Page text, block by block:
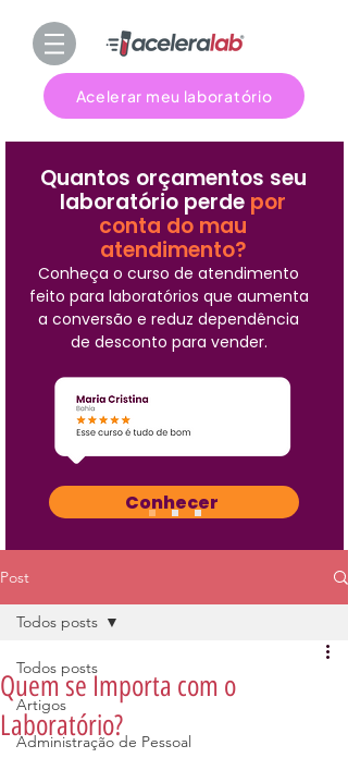
Acelerar meu laboratório
Quantos orçamentos seu
laboratório perde por
conta do mau
atendimento?
Conheça o curso de atendimento
feito para laboratórios que aumenta
a conversão e reduz dependência
de desconto para vender.
Conhecer
Post
Todos posts
Artigos
Administração de Pessoal
Todos posts
Quem se Importa com o
Laboratório?